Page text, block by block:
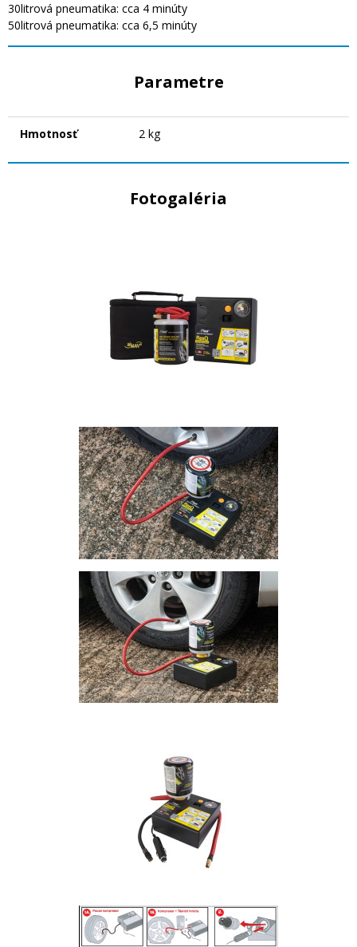
30litrová pneumatika: cca 4 minúty
50litrová pneumatika: cca 6,5 ​​minúty
Parametre
Hmotnosť 2 kg
Fotogaléria